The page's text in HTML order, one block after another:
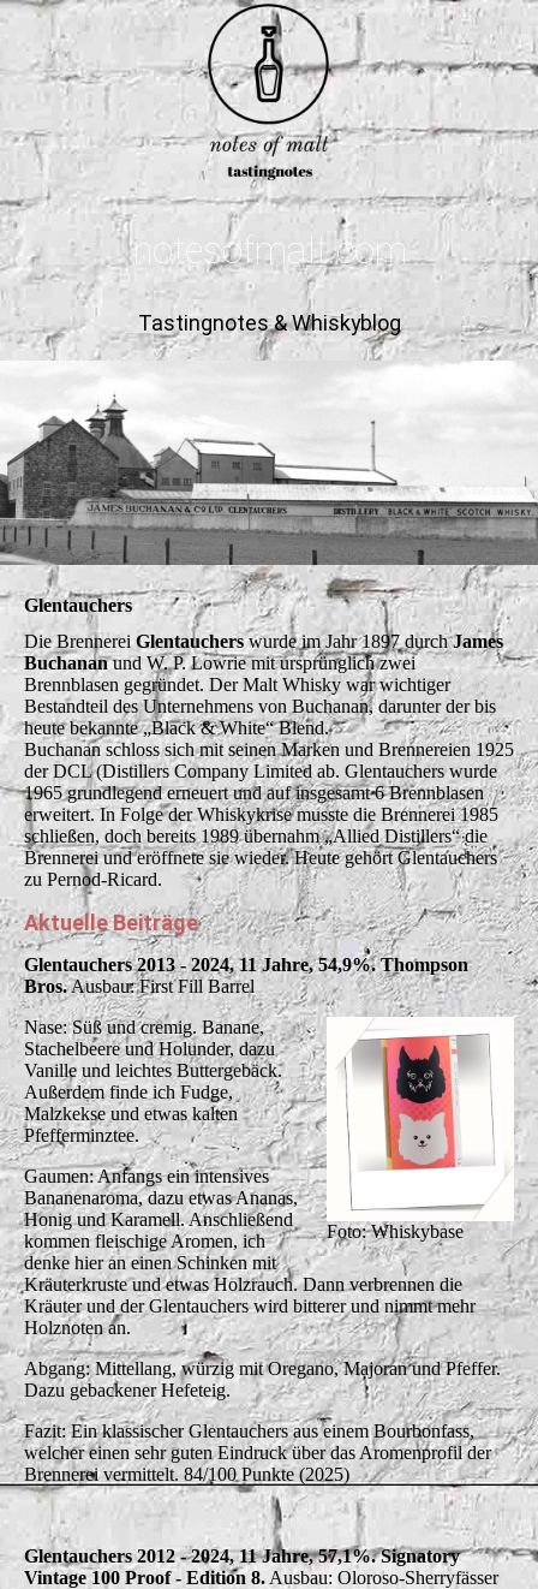
notesofmalt.com
Tastingnotes & Whiskyblog
Glentauchers
Die Brennerei Glentaucherswurde im Jahr 1897 durchJames
Buchananund W. P. Lowrie mit ursprünglich zwei
Brennblasen gegründet. Der Malt Whisky war wichtiger
Bestandteil des Unternehmens von Buchanan, darunter der bis
heute bekannte „Black & White“ Blend.
Buchanan schloss sich mit seinen Marken und Brennereien 1925
der DCL (Distillers Company Limited ab. Glentauchers wurde
1965 grundlegend erneuert und auf insgesamt 6 Brennblasen
erweitert. In Folge der Whiskykrise musste die Brennerei 1985
schließen, doch bereits 1989 übernahm „Allied Distillers“ die
Brennerei und eröffnete sie wieder. Heute gehört Glentauchers
zu Pernod-Ricard.
Aktuelle Beiträge
Glentauchers 2013 - 2024, 11 Jahre, 54,9%. Thompson
Bros.Ausbau: First Fill Barrel
Foto: Whiskybase
Nase: Süß und cremig. Banane,
Stachelbeere und Holunder, dazu
Vanille und leichtes Buttergebäck.
Außerdem finde ich Fudge,
Malzkekse und etwas kalten
Pfefferminztee.
Gaumen: Anfangs ein intensives
Bananenaroma, dazu etwas Ananas,
Honig und Karamell. Anschließend
kommen fleischige Aromen, ich
denke hier an einen Schinken mit
Kräuterkruste und etwas Holzrauch. Dann verbrennen die
Kräuter und der Glentauchers wird bitterer und nimmt mehr
Holznoten an.
Abgang: Mittellang, würzig mit Oregano, Majoran und Pfeffer.
Dazu gebackener Hefeteig.
Fazit: Ein klassischer Glentauchers aus einem Bourbonfass,
welcher einen sehr guten Eindruck über das Aromenprofil der
Brennerei vermittelt. 84/100 Punkte (2025)
Glentauchers 2012 - 2024, 11 Jahre, 57,1%. Signatory
Vintage 100 Proof - Edition 8. Ausbau: Oloroso-Sherryfässer